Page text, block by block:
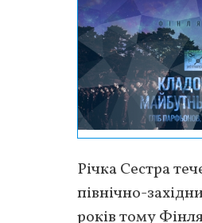
Річка Сестра
північно-
років тому